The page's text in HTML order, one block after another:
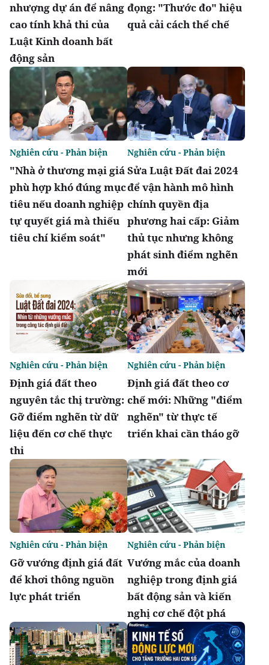
nhượng dự án để nâng
cao tính khả thi của
Luật Kinh doanh bất
động sản
đọng: "Thước đo" hiệu
quả cải cách thể chế
"Nhà ở thương mại giá
phù hợp khó đúng mục
tiêu nếu doanh nghiệp
tự quyết giá mà thiếu
tiêu chí kiểm soát"
Nghiên cứu - Phản biện
Sửa Luật Đất đai 2024
để vận hành mô hình
chính quyền địa
phương hai cấp: Giảm
thủ tục nhưng không
phát sinh điểm nghẽn
mới
Nghiên cứu - Phản biện
Định giá đất theo
nguyên tắc thị trường:
Gỡ điểm nghẽn từ dữ
liệu đến cơ chế thực
thi
Nghiên cứu - Phản biện
Định giá đất theo cơ
chế mới: Những "điểm
nghẽn" từ thực tế
triển khai cần tháo gỡ
Nghiên cứu - Phản biện
Gỡ vướng định giá đất
để khơi thông nguồn
lực phát triển
Nghiên cứu - Phản biện
Vướng mắc của doanh
nghiệp trong định giá
bất động sản và kiến
nghị cơ chế đột phá
Nghiên cứu - Phản biện